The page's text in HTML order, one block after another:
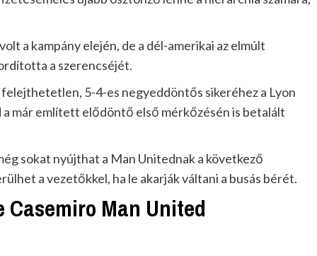
a kampány elején, de a dél-amerikai az elmúlt
a szerencséjét.
5-4-es negyeddöntős sikeréhez a Lyon
már említett elődöntő első mérkőzésén is betalált
sokat nyújthat a Man Unitednak a következő
a vezetőkkel, ha le akarják váltani a busás bérét.
Man United